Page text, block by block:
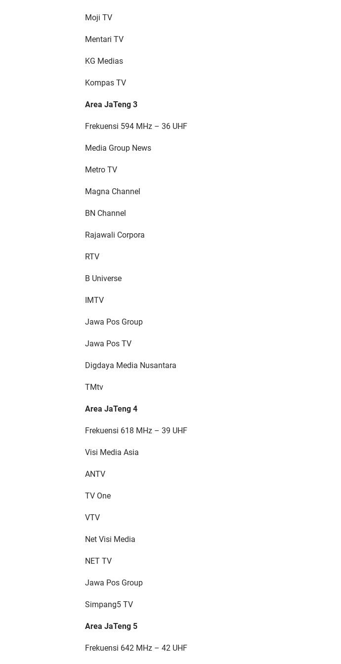
Moji TV
Mentari TV
KG Medias
Kompas TV
Area JaTeng 3
Frekuensi 594 MHz – 36 UHF
Media Group News
Metro TV
Magna Channel
BN Channel
Rajawali Corpora
RTV
B Universe
IMTV
Jawa Pos Group
Jawa Pos TV
Digdaya Media Nusantara
TMtv
Area JaTeng 4
Frekuensi 618 MHz – 39 UHF
Visi Media Asia
ANTV
TV One
VTV
Net Visi Media
NET TV
Jawa Pos Group
Simpang5 TV
Area JaTeng 5
Frekuensi 642 MHz – 42 UHF